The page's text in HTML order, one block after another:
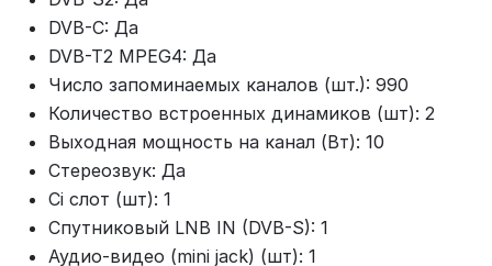
DVB-C: Да
DVB-T2 MPEG4: Да
Число запоминаемых каналов (шт.): 990
Количество встроенных динамиков (шт): 2
Выходная мощность на канал (Вт): 10
Стереозвук: Да
Ci слот (шт): 1
Спутниковый LNB IN (DVB-S): 1
Аудио-видео (mini jack) (шт): 1